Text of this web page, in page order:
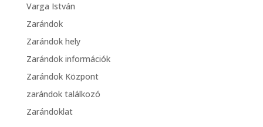
Varga István
Zarándok
Zarándok hely
Zarándok információk
Zarándok Központ
zarándok találkozó
Zarándoklat